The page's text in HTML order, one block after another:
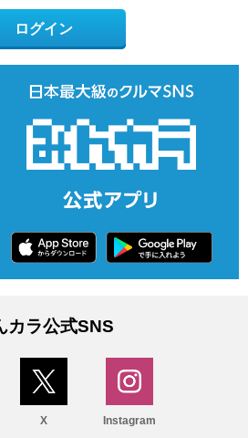
ログイン
カラ公式SNS
X Instagram